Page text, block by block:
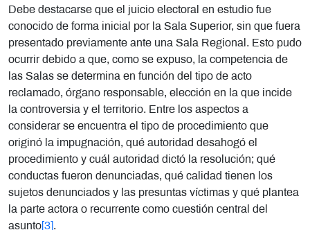
Debe destacarse que el juicio electoral en estudio fue
conocido de forma inicial por la Sala Superior, sin que fuera
presentado previamente ante una Sala Regional. Esto pudo
ocurrir debido a que, como se expuso, la competencia de
las Salas se determina en función del tipo de acto
reclamado, órgano responsable, elección en la que incide
la controversia y el territorio. Entre los aspectos a
considerar se encuentra el tipo de procedimiento que
originó la impugnación, qué autoridad desahogó el
procedimiento y cuál autoridad dictó la resolución; qué
conductas fueron denunciadas, qué calidad tienen los
sujetos denunciados y las presuntas víctimas y qué plantea
la parte actora o recurrente como cuestión central del
asunto [3] .